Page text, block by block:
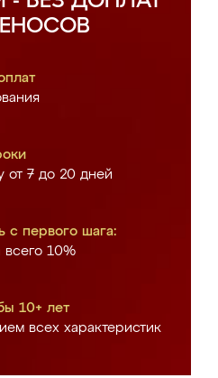
от 7 до 20 дней
с первого шага:
всего 10%
10+ лет
всех характеристик